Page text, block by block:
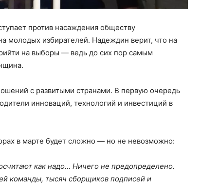
против насаждения обществу
молодых избирателей. Надеждин верит, что на
на выборы — ведь до сих пор самым
с развитыми странами. В первую очередь
инноваций, технологий и инвестиций в
в марте будет сложно — но не невозможно:
как надо… Ничего не предопределено.
команды, тысяч сборщиков подписей и